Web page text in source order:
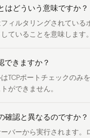
はどういう意味ですか？
ィルタリングされてい
ていることを意味します。
できますか？
TCPポートチェックのみ
ができません。
確認と異なるのですか？
バーから実行されます